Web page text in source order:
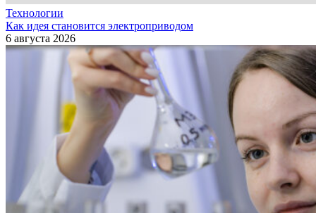
Технологии
Как идея становится электроприводом
6 августа 2026